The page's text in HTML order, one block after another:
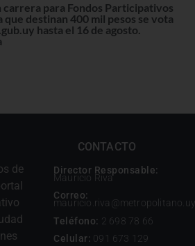
para Fondos Participativos
que destinan 400 mil pesos se vota
hasta el 16 de agosto.
de
CONTACTO
Director Responsable:
Mauricio Riva
Correo:
mauricio.riva@metropolitano.uy
Teléfono: 2 698 78 66
Celular: 091 673 129